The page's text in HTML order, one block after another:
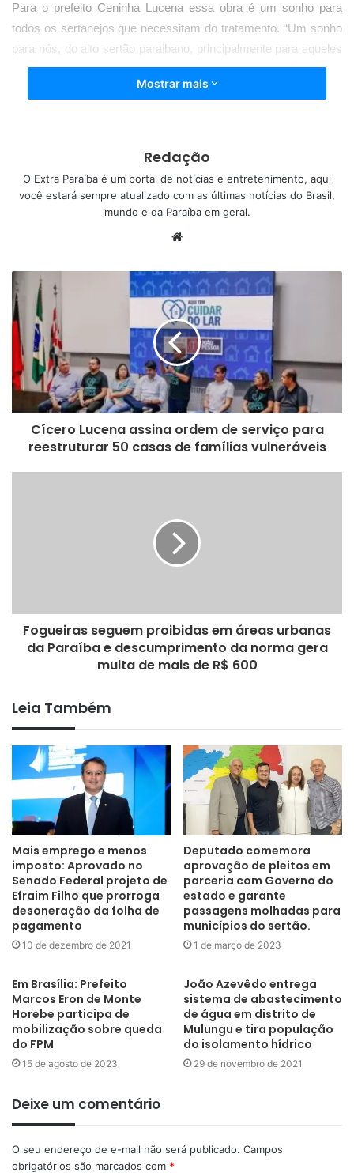
Para o prefeito Ceninha Lucena essa obra é um sonho para
todos os sertanejos que necessitam do tratamento. ‘‘Um sonho
para nós, do alto sertão paraibano, principalmente para aqueles
que necessitam de tratamento oncológico e seus familiares,
pois chegando a se concretizar, amenizará em muito o
O presidente da Fundação Napoleão Laureano, Marcelo Lucena
Filho, o diretor financeiro, Antônio Carneiro Arnaud, e o diretor
geral do Hospital, Marcílio Cartaxo, manifestaram entusiasmo
pela concretização de mais uma Unidade Avançada do
das representantes do Centro Universitário Santa Maria.
Bonito de Santa Fé
Mostrar mais
Redação
O Extra Paraíba é um portal de notícias e entretenimento, aqui
você estará sempre atualizado com as últimas notícias do Brasil,
mundo e da Paraíba em geral.
b
s
i
t
e
Cícero Lucena assina ordem de serviço para
reestruturar 50 casas de famílias vulneráveis
Fogueiras seguem proibidas em áreas urbanas
da Paraíba e descumprimento da norma gera
multa de mais de R$ 600
Leia Também
Mais emprego e menos
imposto: Aprovado no
Senado Federal projeto de
Efraim Filho que prorroga
desoneração da folha de
pagamento
10 de dezembro de 2021
Deputado comemora
aprovação de pleitos em
parceria com Governo do
estado e garante
passagens molhadas para
municípios do sertão.
1 de março de 2023
Em Brasília: Prefeito
Marcos Eron de Monte
Horebe participa de
mobilização sobre queda
do FPM
15 de agosto de 2023
João Azevêdo entrega
sistema de abastecimento
de água em distrito de
Mulungu e tira população
do isolamento hídrico
29 de novembro de 2021
Deixe um comentário
O seu endereço de e-mail não será publicado. Campos
obrigatórios são marcados com *